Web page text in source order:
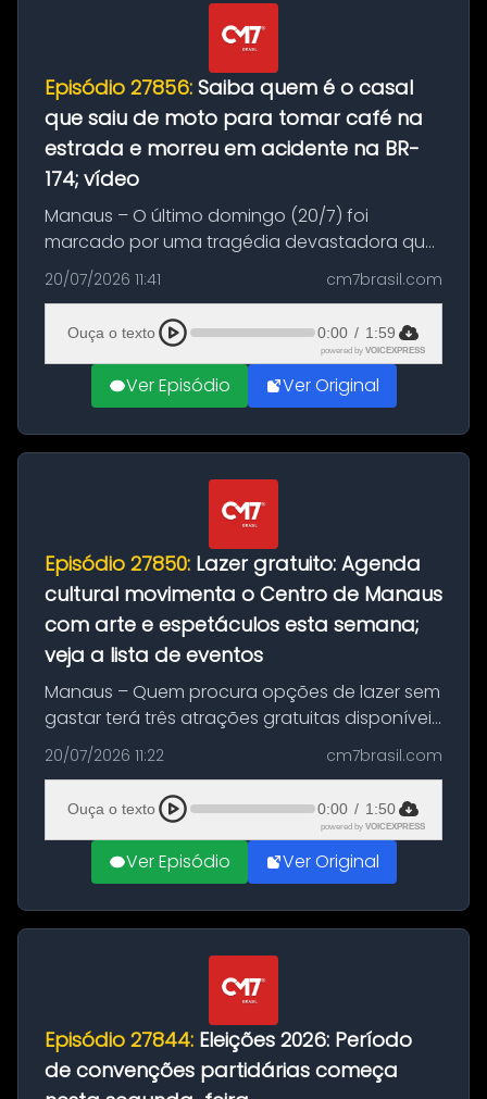
Episódio 27856: Saiba quem é o casal
que saiu de moto para tomar café na
estrada e morreu em acidente na BR-
174; vídeo
Manaus – O último domingo (20/7) foi
marcado por uma tragédia devastadora que
resultou na morte precoce de dois jovens na
BR-174, na zona rural de Manaus. Um passeio
com destino a um típico café regio...
20/07/2026 11:41 cm7brasil.com
Ouça o texto 0:00 / 1:59
powered by VOICEXPRESS
Ver Episódio Ver Original
Episódio 27850: Lazer gratuito: Agenda
cultural movimenta o Centro de Manaus
com arte e espetáculos esta semana;
veja a lista de eventos
Manaus – Quem procura opções de lazer sem
gastar terá três atrações gratuitas disponíveis
entre esta segunda-feira (20) e quinta-feira
(23). A programação inclui uma exposição
dedicada à história das ...
20/07/2026 11:22 cm7brasil.com
Ouça o texto 0:00 / 1:50
powered by VOICEXPRESS
Ver Episódio Ver Original
Episódio 27844: Eleições 2026: Período
de convenções partidárias começa